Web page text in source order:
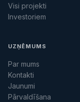
Visi projekti
Investoriem
UZŅĒMUMS
Par mums
Kontakti
Jaunumi
Pārvaldīšana